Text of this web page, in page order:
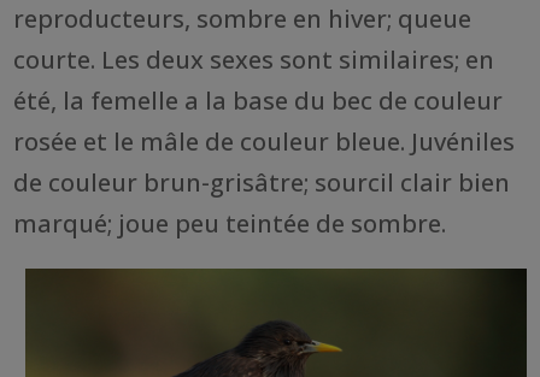
reproducteurs, sombre en hiver; queue
courte. Les deux sexes sont similaires; en
été, la femelle a la base du bec de couleur
rosée et le mâle de couleur bleue. Juvéniles
de couleur brun-grisâtre; sourcil clair bien
marqué; joue peu teintée de sombre.